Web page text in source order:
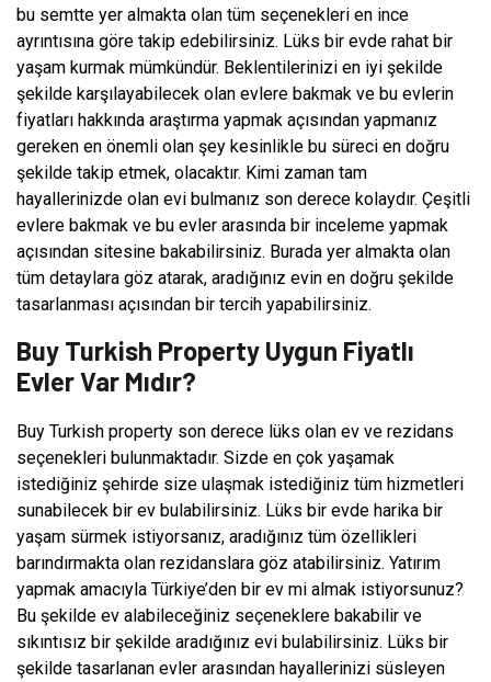
bu semtte yer almakta olan tüm seçenekleri en ince
ayrıntısına göre takip edebilirsiniz. Lüks bir evde rahat bir
yaşam kurmak mümkündür. Beklentilerinizi en iyi şekilde
şekilde karşılayabilecek olan evlere bakmak ve bu evlerin
fiyatları hakkında araştırma yapmak açısından yapmanız
gereken en önemli olan şey kesinlikle bu süreci en doğru
şekilde takip etmek, olacaktır. Kimi zaman tam
hayallerinizde olan evi bulmanız son derece kolaydır. Çeşitli
evlere bakmak ve bu evler arasında bir inceleme yapmak
açısından sitesine bakabilirsiniz. Burada yer almakta olan
tüm detaylara göz atarak, aradığınız evin en doğru şekilde
tasarlanması açısından bir tercih yapabilirsiniz.
Buy Turkish Property Uygun Fiyatlı
Evler Var Mıdır?
Buy Turkish property son derece lüks olan ev ve rezidans
seçenekleri bulunmaktadır. Sizde en çok yaşamak
istediğiniz şehirde size ulaşmak istediğiniz tüm hizmetleri
sunabilecek bir ev bulabilirsiniz. Lüks bir evde harika bir
yaşam sürmek istiyorsanız, aradığınız tüm özellikleri
barındırmakta olan rezidanslara göz atabilirsiniz. Yatırım
yapmak amacıyla Türkiye’den bir ev mi almak istiyorsunuz?
Bu şekilde ev alabileceğiniz seçeneklere bakabilir ve
sıkıntısız bir şekilde aradığınız evi bulabilirsiniz. Lüks bir
şekilde tasarlanan evler arasından hayallerinizi süsleyen